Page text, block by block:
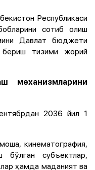
Республикаси
сотиб олиш
Давлат бюджети
бериш тизими жорий
механизмларини
2036 йил 1
кинематография,
субъектлар,
ҳамда маданият ва